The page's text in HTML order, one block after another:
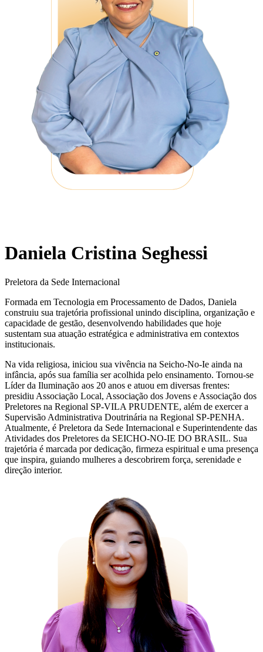
Daniela Cristina Seghessi
Preletora da Sede Internacional
Formada em Tecnologia em Processamento de Dados, Daniela
construiu sua trajetória profissional unindo disciplina, organização e
capacidade de gestão, desenvolvendo habilidades que hoje
sustentam sua atuação estratégica e administrativa em contextos
institucionais.
Na vida religiosa, iniciou sua vivência na Seicho-No-Ie ainda na
infância, após sua família ser acolhida pelo ensinamento. Tornou-se
Líder da Iluminação aos 20 anos e atuou em diversas frentes:
presidiu Associação Local, Associação dos Jovens e Associação dos
Preletores na Regional SP-VILA PRUDENTE, além de exercer a
Supervisão Administrativa Doutrinária na Regional SP-PENHA.
Atualmente, é Preletora da Sede Internacional e Superintendente das
Atividades dos Preletores da SEICHO-NO-IE DO BRASIL. Sua
trajetória é marcada por dedicação, firmeza espiritual e uma presença
que inspira, guiando mulheres a descobrirem força, serenidade e
direção interior.